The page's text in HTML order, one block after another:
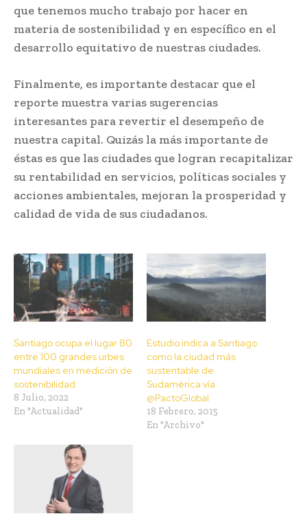
que tenemos mucho trabajo por hacer en
materia de sostenibilidad y en específico en el
desarrollo equitativo de nuestras ciudades.
Finalmente, es importante destacar que el
reporte muestra varias sugerencias
interesantes para revertir el desempeño de
nuestra capital. Quizás la más importante de
éstas es que las ciudades que logran recapitalizar
su rentabilidad en servicios, políticas sociales y
acciones ambientales, mejoran la prosperidad y
calidad de vida de sus ciudadanos.
Santiago ocupa el lugar 80
entre 100 grandes urbes
mundiales en medición de
sostenibilidad
8 Julio, 2022
En "Actualidad"
Estudio indica a Santiago
como la ciudad más
sustentable de
Sudamérica vía
@PactoGlobal
18 Febrero, 2015
En "Archivo"